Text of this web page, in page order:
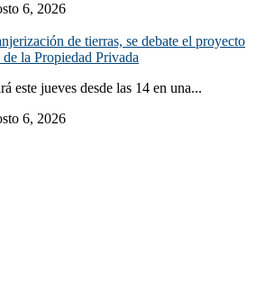
6, 2026
de tierras, se debate el proyecto
la Propiedad Privada
este jueves desde las 14 en una...
6, 2026